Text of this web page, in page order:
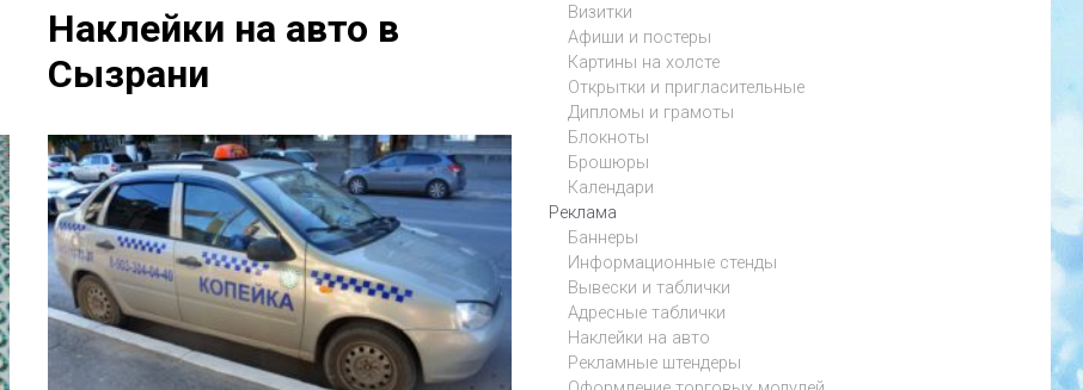
Наклейки на авто в
Сызрани
Визитки
Афиши и постеры
Картины на холсте
Открытки и пригласительные
Дипломы и грамоты
Блокноты
Брошюры
Календари
Реклама
Баннеры
Информационные стенды
Вывески и таблички
Адресные таблички
Наклейки на авто
Рекламные штендеры